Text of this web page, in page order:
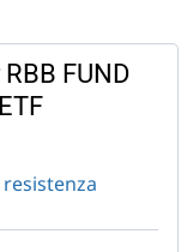
FUND